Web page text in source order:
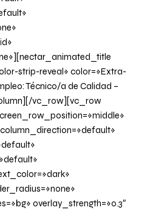
strip-reveal» color=»Extra-
Técnico/a de Calidad –
vc_row][vc_row
overlay_strength=»0.3″